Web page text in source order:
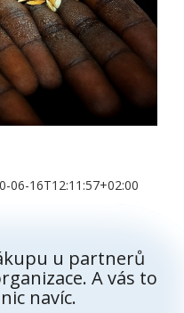
06-16T12:11:57+02:00
u partnerů
A vás to
navíc.